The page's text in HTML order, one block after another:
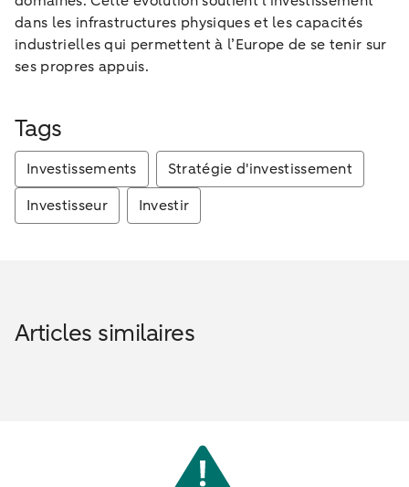
dans les infrastructures physiques et les capacités
industrielles qui permettent à l’Europe de se tenir sur
ses propres appuis.
Tags
Investissements
Stratégie d'investissement
Investisseur
Investir
Articles similaires